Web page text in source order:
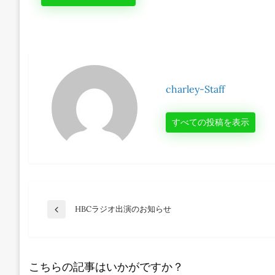
charley-Staff
すべての投稿を表示
投
HBCラジオ出演のお知らせ
こちらの記事はいかがですか？